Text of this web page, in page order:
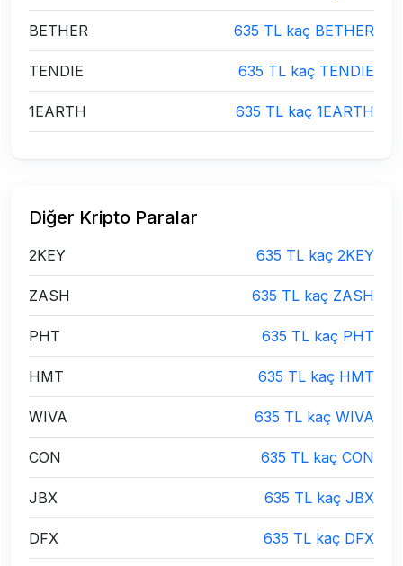
BETHER 635 TL kaç BETHER
TENDIE 635 TL kaç TENDIE
1EARTH 635 TL kaç 1EARTH
Diğer Kripto Paralar
2KEY 635 TL kaç 2KEY
ZASH 635 TL kaç ZASH
PHT 635 TL kaç PHT
HMT 635 TL kaç HMT
WIVA 635 TL kaç WIVA
CON 635 TL kaç CON
JBX 635 TL kaç JBX
DFX 635 TL kaç DFX